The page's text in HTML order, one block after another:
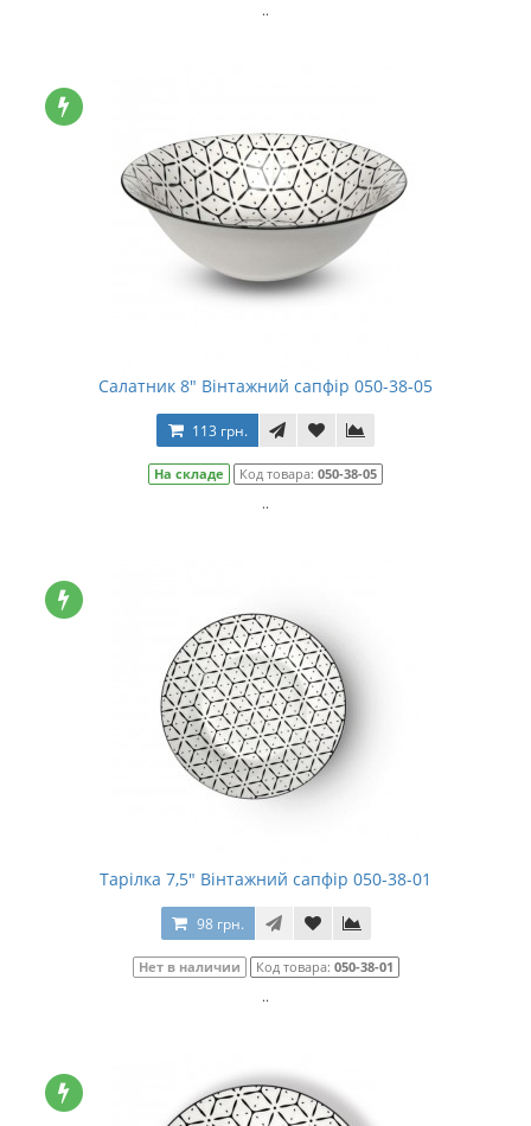
..
Салатник 8" Вінтажний сапфір 050-38-05
113 грн.
На складе Код товара: 050-38-05
..
Тарілка 7,5" Вінтажний сапфір 050-38-01
98 грн.
Нет в наличии Код товара: 050-38-01
..